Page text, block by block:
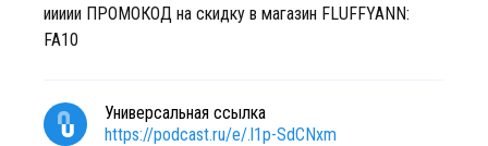
иииии ПРОМОКОД на скидку в магазин FLUFFYANN:
FA10
Универсальная ссылка
https://podcast.ru/e/.l1p-SdCNxm